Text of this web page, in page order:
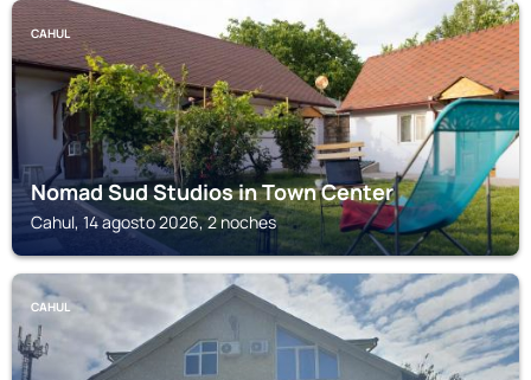
CAHUL
Nomad Sud Studios in Town Center
Cahul, 14 agosto 2026, 2 noches
CAHUL